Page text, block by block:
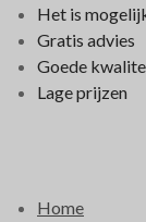
Het is
Gratis advies
Goede
Lage prijzen
Home